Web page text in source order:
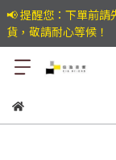
📢 提醒您：下單前
貨，敬請耐心等候！